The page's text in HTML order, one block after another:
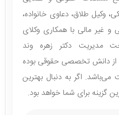
مشکلات حقوقی و قضایی
وکیل طلاق، دعاوی خانواده،
و غیر مالی با همکاری وکلای
دکتر زهره وند
از دانش تخصصی حقوقی بوده
می‌باشد. اگر به دنبال بهترین
گزینه برای شما خواهد بود.